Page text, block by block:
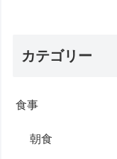
カテゴリー
食事
朝食